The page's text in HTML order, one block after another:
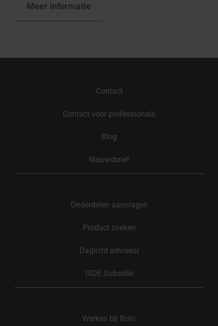
Meer informatie
Contact
Contact voor professionals
Blog
Nieuwsbrief
Onderdelen aanvragen
Product zoeken
Daglicht adviseur
ISDE Subsidie
Werken bij Roto